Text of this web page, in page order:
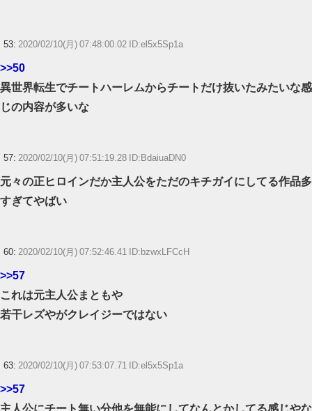
53: 2020/02/10(月) 07:48:00.02 ID:el5x5Sp1a
>>50
異世界転生でチートハーレムからチートだけ抜いたみたいな感
じの内容が多いな
57: 2020/02/10(月) 07:51:19.28 ID:BdaiuaDN0
元々の正ヒロインだか主人公をただのキチガイにしてる作品多
すぎてやばい
60: 2020/02/10(月) 07:52:46.41 ID:bzwxLFCcH
>>57
これは元主人公まともや
若干レズやがクレイジーではない
63: 2020/02/10(月) 07:53:07.71 ID:el5x5Sp1a
>>57
主人公にチート無い分他を無能にしてなんとかしてる感じやな